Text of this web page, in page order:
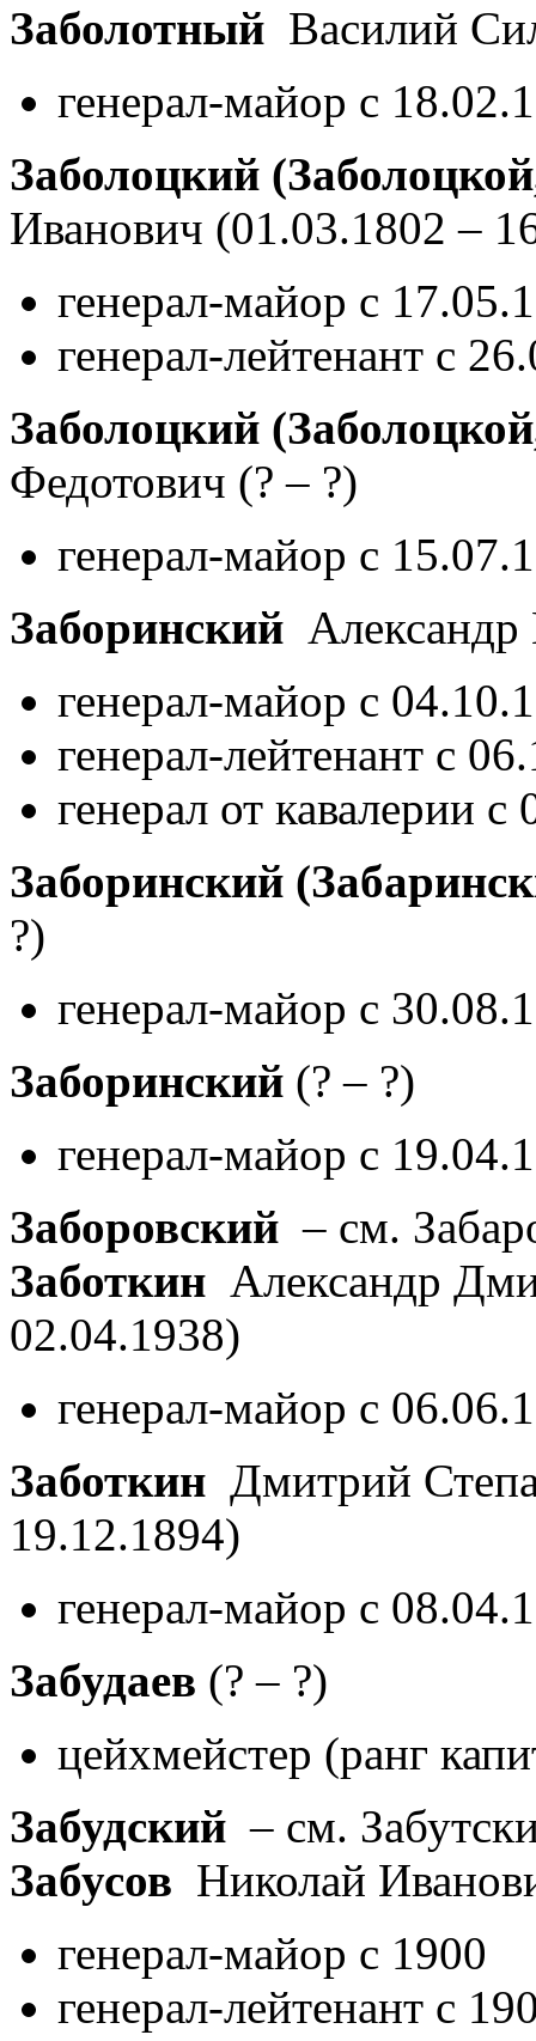
Заболотный Василий
генерал-майор с
Заболоцкий
Иванович (01.03.1802 –
генерал-майор с
генерал-лейтенант с
Заболоцкий
Федотович (? – ?)
генерал-майор с
Заборинский
генерал-майор с
генерал-лейтенант с
генерал от кавалерии с
Заборинский
?)
генерал-майор с
Заборинский (? – ?)
генерал-майор с
Заборовский – см.
Заботкин Александр
02.04.1938)
генерал-майор с
Заботкин Дмитрий
19.12.1894)
генерал-майор с
Забудаев (? – ?)
цейхмейстер (ранг
Забудский – см.
Забусов Николай
генерал-майор с 1900
генерал-лейтенант с